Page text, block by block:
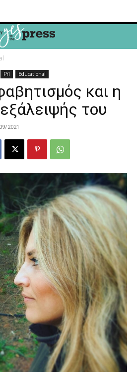
FYI Educational
και η
του
2021